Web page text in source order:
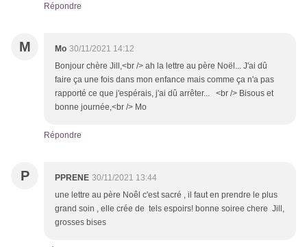
Répondre
M Mo 30/11/2021 14:12
Bonjour chère Jill,<br /> ah la lettre au père Noël... J'ai dû
faire ça une fois dans mon enfance mais comme ça n'a pas
rapporté ce que j'espérais, j'ai dû arrêter... <br /> Bisous et
bonne journée,<br /> Mo
Répondre
P PPRENE 30/11/2021 13:44
une lettre au père Noêl c'est sacré , il faut en prendre le plus
grand soin , elle crée de tels espoirs! bonne soiree chere Jill,
grosses bises